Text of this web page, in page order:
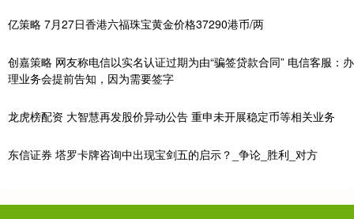
亿策略 7月27日香港六福珠宝黄金价格37290港币/两
创嘉策略 网友称电信以实名认证过期为由“骗签贷款合同” 电信客服：办
理业务会提前告知，因为需要签字
龙虎榜配资 大智慧再发股价异动公告 重申未开展稳定币等相关业务
东信证券 塔罗卡牌咨询中出现宝剑五的启示？_争论_胜利_对方